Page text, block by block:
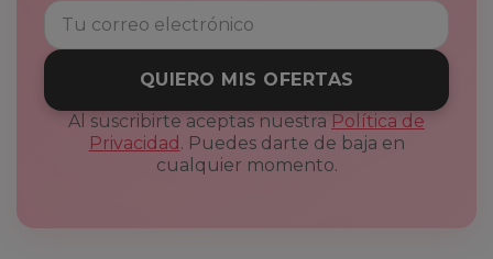
QUIERO MIS OFERTAS
Al suscribirte aceptas nuestra Política de
Privacidad . Puedes darte de baja en
cualquier momento.